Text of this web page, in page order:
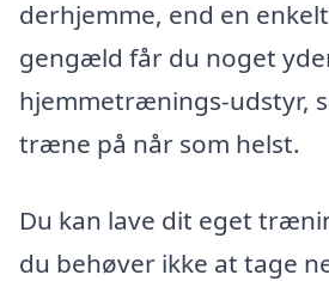
derhjemme, end en
gengæld får du noget
hjemmetrænings-udstyr,
træne på når som helst.
Du kan lave dit eget
du behøver ikke at tage